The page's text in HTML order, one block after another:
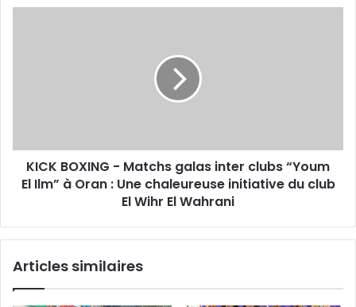
El
Ilm”
Une
initiative
KICK BOXING - Matchs galas inter clubs “Youm
El Ilm” à Oran : Une chaleureuse initiative du club
El Wihr El Wahrani
Articles similaires